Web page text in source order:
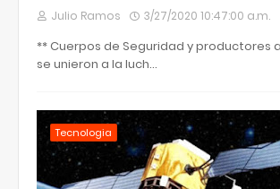
Julio Ramos 3/27/2020 10:47:00 a.m.
** Cuerpos de Seguridad y productores
se unieron a la luch…
Tecnologia